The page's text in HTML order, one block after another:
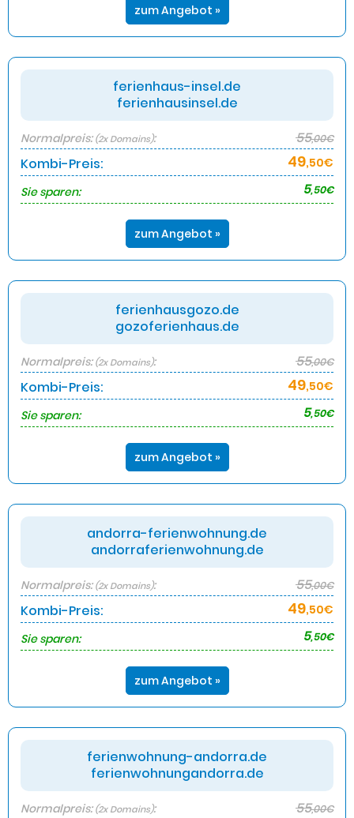
zum Angebot »
ferienhaus-insel.de
ferienhausinsel.de
Normalpreis:(2x Domains): 55,00€
Kombi-Preis: 49,50€
Sie sparen:
5,50€
zum Angebot »
ferienhausgozo.de
gozoferienhaus.de
Normalpreis:(2x Domains): 55,00€
Kombi-Preis: 49,50€
Sie sparen:
5,50€
zum Angebot »
andorra-ferienwohnung.de
andorraferienwohnung.de
Normalpreis:(2x Domains): 55,00€
Kombi-Preis: 49,50€
Sie sparen:
5,50€
zum Angebot »
ferienwohnung-andorra.de
ferienwohnungandorra.de
Normalpreis:(2x Domains): 55,00€